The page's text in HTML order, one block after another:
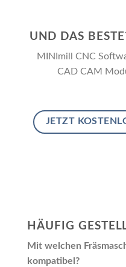
UND DAS
MINImill CNC
CAD CAM
JETZT
HÄUFIG
Mit welchen
kompatibel?